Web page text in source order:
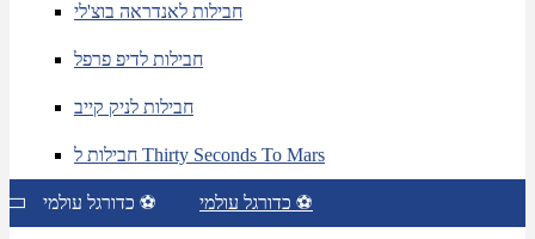
חבילות לאנדראה בוצ'לי
חבילות לדיפ פרפל
חבילות לניק קייב
חבילות ל Thirty Seconds To Mars
כדורגל עולמי ⚽ כדורגל עולמי ⚽